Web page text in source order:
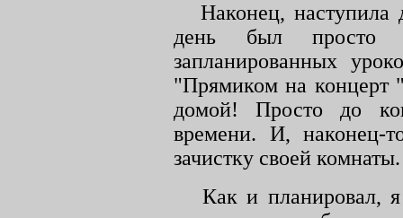
Наконец, наступила
день был просто
запланированных
"Прямиком на
домой! Просто до
времени. И, наконец-
зачистку своей комнаты.
Как и планировал,